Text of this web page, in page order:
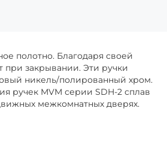
полотно. Благодаря своей
при закрывании. Эти ручки
никель/полированный хром.
ручек MVM серии SDH-2 сплав
межкомнатных дверях.